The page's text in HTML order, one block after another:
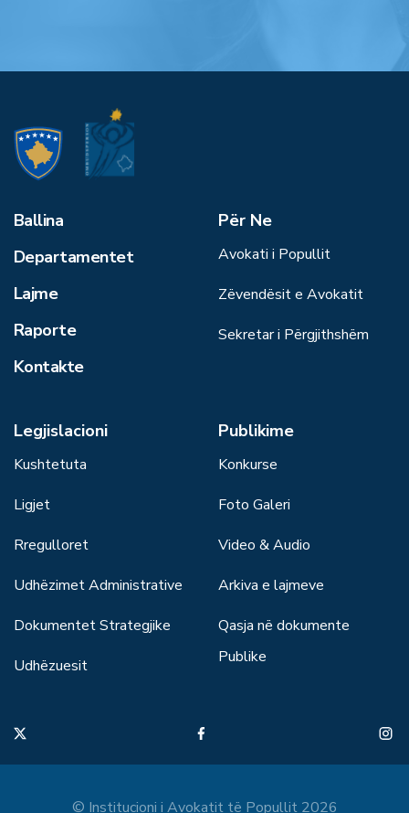
Ballina
Departamentet
Lajme
Raporte
Kontakte
Për Ne
Avokati i Popullit
Zëvendësit e Avokatit
Sekretar i Përgjithshëm
Legjislacioni
Kushtetuta
Ligjet
Rregulloret
Udhëzimet Administrative
Dokumentet Strategjike
Udhëzuesit
Publikime
Konkurse
Foto Galeri
Video & Audio
Arkiva e lajmeve
Qasja në dokumente
Publike
© Institucioni i Avokatit të Popullit 2026